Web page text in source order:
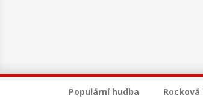
Populární hudba Rocková